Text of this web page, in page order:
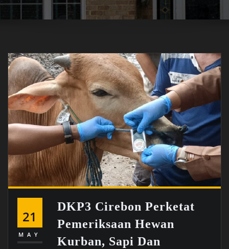
21
MAY
DKP3 Cirebon Perketat
Pemeriksaan Hewan
Kurban, Sapi Dan